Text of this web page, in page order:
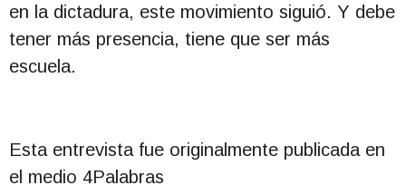
en la dictadura, este movimiento siguió. Y debe
tener más presencia, tiene que ser más
escuela.
Esta entrevista fue originalmente publicada en
el medio 4Palabras